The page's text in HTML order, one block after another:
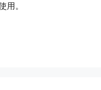
用。